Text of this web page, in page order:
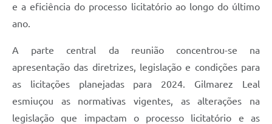
e a eficiência do processo licitatório ao longo do último
ano.
A parte central da reunião concentrou-se na
apresentação das diretrizes, legislação e condições para
as licitações planejadas para 2024. Gilmarez Leal
esmiuçou as normativas vigentes, as alterações na
legislação que impactam o processo licitatório e as